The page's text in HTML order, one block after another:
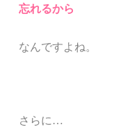
忘れるから
なんですよね。
さらに…